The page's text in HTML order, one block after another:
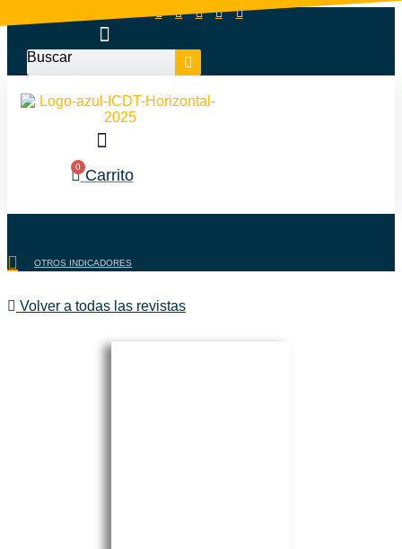
al
contenido
Buscar
0 Carrito
OTROS INDICADORES
Volver a todas las revistas